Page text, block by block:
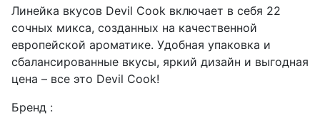
Линейка вкусов Devil Cook включает в себя 22
сочных микса, созданных на качественной
европейской ароматике. Удобная упаковка и
сбалансированные вкусы, яркий дизайн и выгодная
цена – все это Devil Cook!
Бренд :